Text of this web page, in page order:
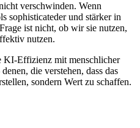
verschwinden. Wenn
sophisticateder und stärker in
ist nicht, ob wir sie nutzen,
nutzen.
KI-Effizienz mit menschlicher
die verstehen, dass das
sondern Wert zu schaffen.